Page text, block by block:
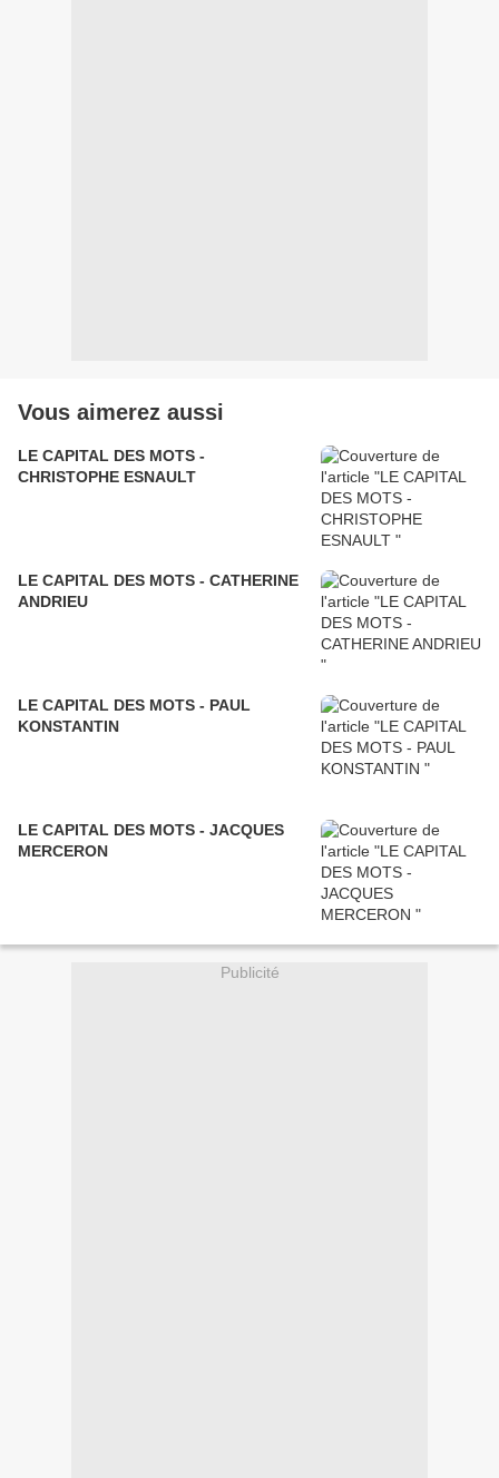
Vous aimerez aussi
LE CAPITAL DES MOTS -
CHRISTOPHE ESNAULT
LE CAPITAL DES MOTS - CATHERINE
ANDRIEU
LE CAPITAL DES MOTS - PAUL
KONSTANTIN
LE CAPITAL DES MOTS - JACQUES
MERCERON
Publicité